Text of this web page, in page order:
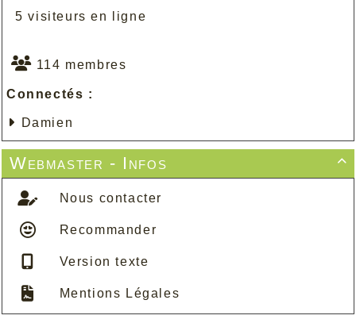
5 visiteurs en ligne
114 membres
Connectés :
Damien

Webmaster - Infos
Nous contacter
Recommander
Version texte
Mentions Légales